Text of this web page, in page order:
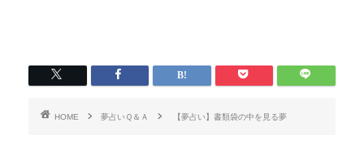
HOME 夢占いＱ＆Ａ 【夢占い】書類袋の中を見る夢